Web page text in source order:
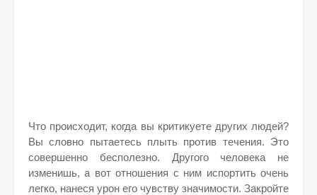
Что происходит, когда вы критикуете других людей?
Вы словно пытаетесь плыть против течения. Это
совершенно бесполезно. Другого человека не
изменишь, а вот отношения с ним испортить очень
легко, нанеся урон его чувству значимости. Закройте